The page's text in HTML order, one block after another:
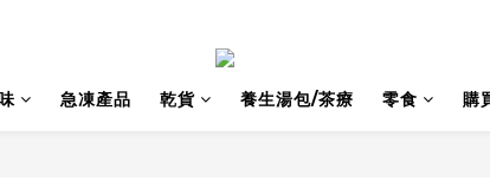
急凍產品 乾貨 養生湯包/茶療 零食 購